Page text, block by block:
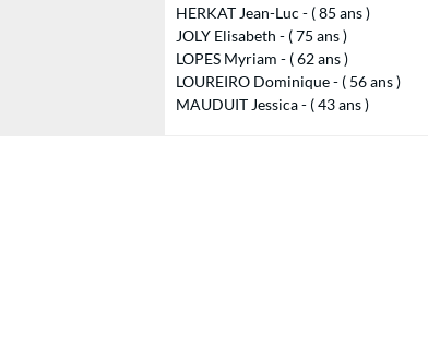
HERKAT Jean-Luc - ( 85 ans )
JOLY Elisabeth - ( 75 ans )
LOPES Myriam - ( 62 ans )
LOUREIRO Dominique - ( 56 ans )
MAUDUIT Jessica - ( 43 ans )